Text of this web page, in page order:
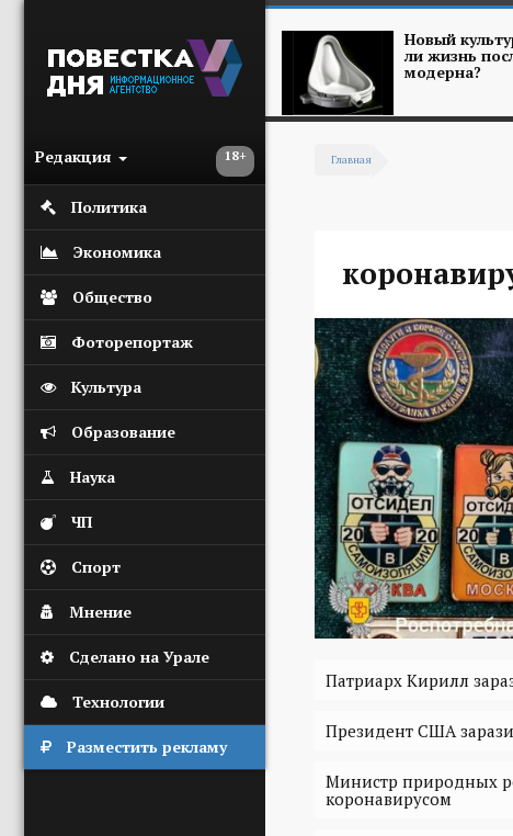
18+
Редакция
Политика
Экономика
Общество
Фоторепортаж
Культура
Образование
Наука
ЧП
Спорт
Мнение
Сделано на Урале
Технологии
Разместить рекламу
Новый
ли жизнь
модерна?
Главная
Патриарх Кирилл
Президент США
Министр природных
коронавирусом